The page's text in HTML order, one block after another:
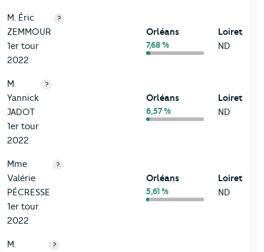
M. Éric
ZEMMOUR
1er tour
2022
?
Orléans
7,68 %
Loiret
ND
M.
Yannick
JADOT
1er tour
2022
?
Orléans
6,57 %
Loiret
ND
Mme
Valérie
PÉCRESSE
1er tour
2022
?
Orléans
5,61 %
Loiret
ND
M.
?